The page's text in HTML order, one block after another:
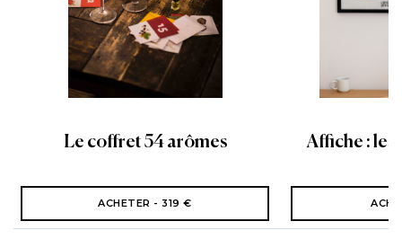
Le coffret 54 arômes
ACHETER - 319 €
Affiche : les